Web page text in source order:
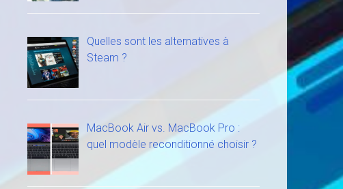
Quelles sont les alternatives à
Steam ?
MacBook Air vs. MacBook Pro :
quel modèle reconditionné choisir ?